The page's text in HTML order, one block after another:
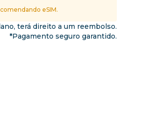
eSIM.
terá direito a um reembolso.
*Pagamento seguro garantido.